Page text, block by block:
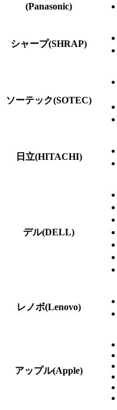
(Panasonic)
シャープ(SHRAP)
ソーテック(SOTEC)
日立(HITACHI)
デル(DELL)
レノボ(Lenovo)
アップル(Apple)